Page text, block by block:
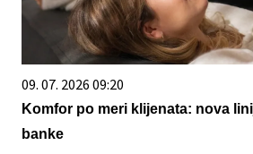
09. 07. 2026 09:20
Komfor po meri klijenata: nova
banke